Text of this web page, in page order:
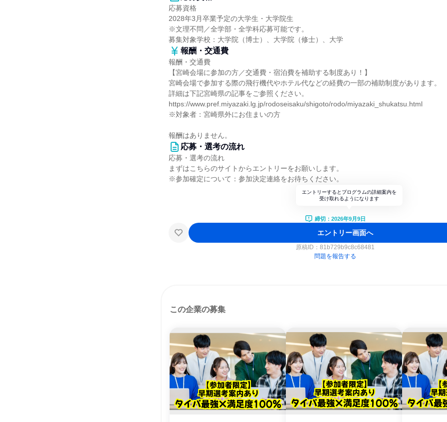
応募資格
2028年3月卒業予定の大学生・大学院生
※文理不問／全学部・全学科応募可能です。
募集対象学校：大学院（博士）、大学院（修士）、大学
報酬・交通費
報酬・交通費
【宮崎会場に参加の方／交通費・宿泊費を補助する制度あり！】
宮崎会場で参加する際の飛行機代やホテル代などの経費の一部の補助制度があります。
詳細は下記宮崎県の記事をご参照ください。
https://www.pref.miyazaki.lg.jp/rodoseisaku/shigoto/rodo/miyazaki_shukatsu.html
※対象者：宮崎県外にお住まいの方
報酬はありません。
応募・選考の流れ
応募・選考の流れ
まずはこちらのサイトからエントリーをお願いします。
※参加確定について：参加決定連絡をお待ちください。
エントリーするとプログラムの詳細案内を
受け取れるようになります
締切：2026年9月9日
エントリー画面へ
原稿ID： 81b729b9c8c68481
問題を報告する
この企業の募集